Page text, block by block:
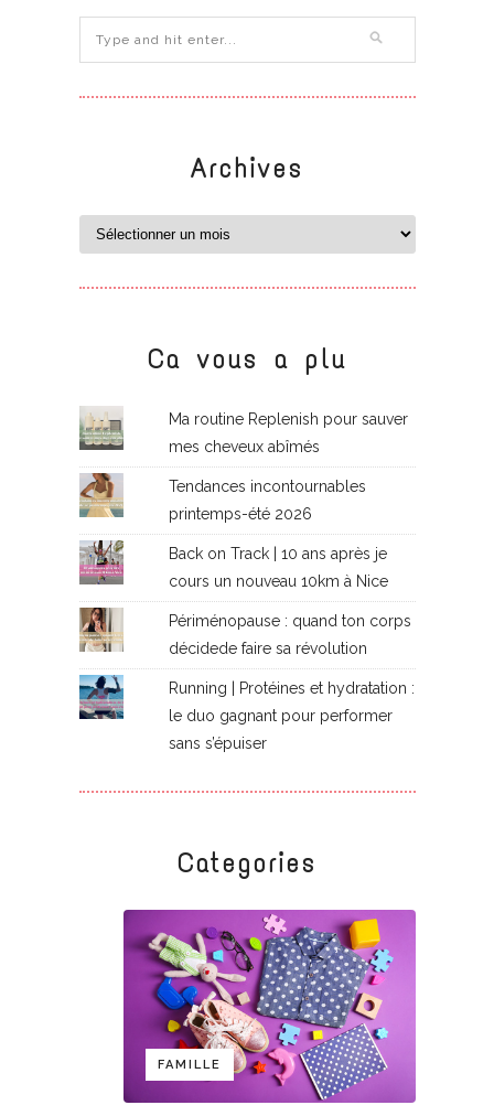
Archives
Ca vous a plu
Ma routine Replenish pour sauver
mes cheveux abîmés
Tendances incontournables
printemps-été 2026
Back on Track | 10 ans après je
cours un nouveau 10km à Nice
Périménopause : quand ton corps
décidede faire sa révolution
Running | Protéines et hydratation :
le duo gagnant pour performer
sans s’épuiser
Categories
FAMILLE